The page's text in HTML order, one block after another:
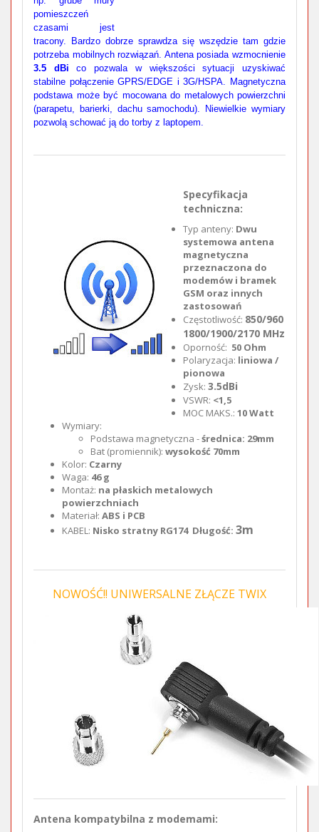
pomieszczeń
czasami jest
tracony. Bardzo dobrze sprawdza się wszędzie tam gdzie
potrzeba mobilnych rozwiązań. Antena posiada wzmocnienie
3.5 dBi co pozwala w większości sytuacji uzyskiwać
stabilne połączenie GPRS/EDGE i 3G/HSPA. Magnetyczna
podstawa może być mocowana do metalowych powierzchni
(parapetu, barierki, dachu samochodu). Niewielkie wymiary
pozwolą schować ją do torby z laptopem.
Specyfikacja
techniczna:
Typ anteny: Dwu
systemowa antena
magnetyczna
przeznaczona do
modemów i bramek
GSM oraz innych
zastosowań
Częstotliwość: 850/960
1800/1900/2170 MHz
Oporność: 50 Ohm
Polaryzacja: liniowa /
pionowa
Zysk: 3.5dBi
VSWR: <1,5
MOC MAKS.: 10 Watt
Wymiary:
Podstawa magnetyczna -średnica: 29mm
Bat (promiennik): wysokość 70mm
Kolor: Czarny
Waga: 46 g
Montaż: na płaskich metalowych
powierzchniach
Materiał: ABS i PCB
KABEL: Nisko stratny RG174 Długość: 3m
NOWOŚĆ!! UNIWERSALNE ZŁĄCZE TWIX
Antena kompatybilna z modemami: